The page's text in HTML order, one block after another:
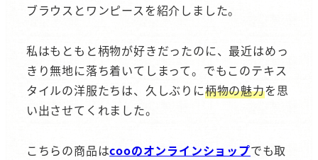
ブラウスとワンピースを紹介しました。
私はもともと柄物が好きだったのに、最近はめっ
きり無地に落ち着いてしまって。でもこのテキス
タイルの洋服たちは、久しぶりに柄物の魅力を思
い出させてくれました。
こちらの商品はcooのオンラインショップでも取